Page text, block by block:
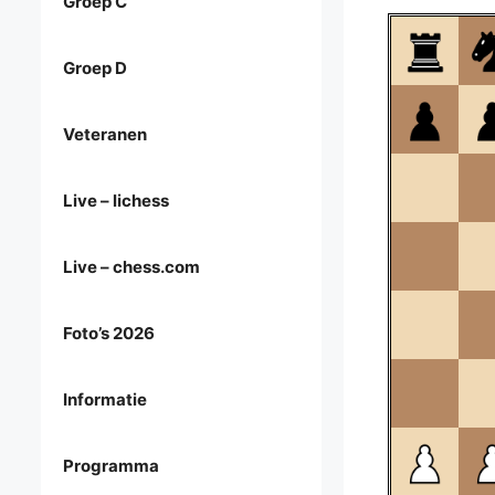
Groep D
Veteranen
Live – lichess
Live – chess.com
Foto’s 2026
Informatie
Programma